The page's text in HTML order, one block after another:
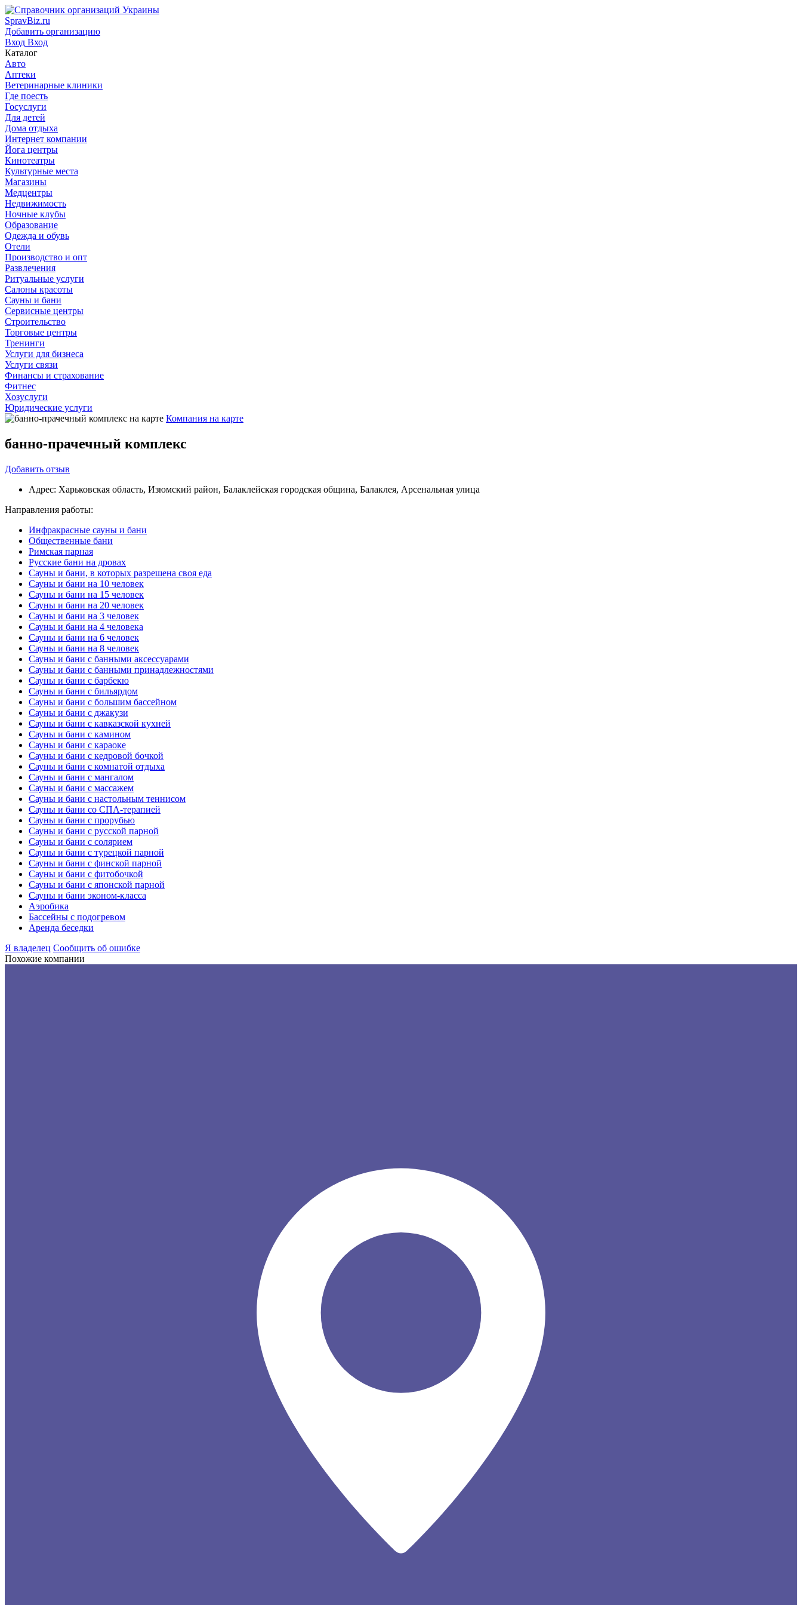
SpravBiz.ru
Добавить организацию
Вход Вход
Каталог
Авто
Аптеки
Ветеринарные клиники
Где поесть
Госуслуги
Для детей
Дома отдыха
Интернет компании
Йога центры
Кинотеатры
Культурные места
Магазины
Медцентры
Недвижимость
Ночные клубы
Образование
Одежда и обувь
Отели
Производство и опт
Развлечения
Ритуальные услуги
Салоны красоты
Сауны и бани
Сервисные центры
Строительство
Торговые центры
Тренинги
Услуги для бизнеса
Услуги связи
Финансы и страхование
Фитнес
Хозуслуги
Юридические услуги
Компания на карте
банно-прачечный комплекс
Добавить отзыв
Адрес: Харьковская область, Изюмский район, Балаклейская городская община, Балаклея, Арсенальная улица
Направления работы:
Инфракрасные сауны и бани
Общественные бани
Римская парная
Русские бани на дровах
Сауны и бани, в которых разрешена своя еда
Сауны и бани на 10 человек
Сауны и бани на 15 человек
Сауны и бани на 20 человек
Сауны и бани на 3 человек
Сауны и бани на 4 человека
Сауны и бани на 6 человек
Сауны и бани на 8 человек
Сауны и бани с банными аксессуарами
Сауны и бани с банными принадлежностями
Сауны и бани с барбекю
Сауны и бани с бильярдом
Сауны и бани с большим бассейном
Сауны и бани с джакузи
Сауны и бани с кавказской кухней
Сауны и бани с камином
Сауны и бани с караоке
Сауны и бани с кедровой бочкой
Сауны и бани с комнатой отдыха
Сауны и бани с мангалом
Сауны и бани с массажем
Сауны и бани с настольным теннисом
Сауны и бани со СПА-терапией
Сауны и бани с прорубью
Сауны и бани с русской парной
Сауны и бани с солярием
Сауны и бани с турецкой парной
Сауны и бани с финской парной
Сауны и бани с фитобочкой
Сауны и бани с японской парной
Сауны и бани эконом-класса
Аэробика
Бассейны с подогревом
Аренда беседки
Я владелец Сообщить об ошибке
Похожие компании